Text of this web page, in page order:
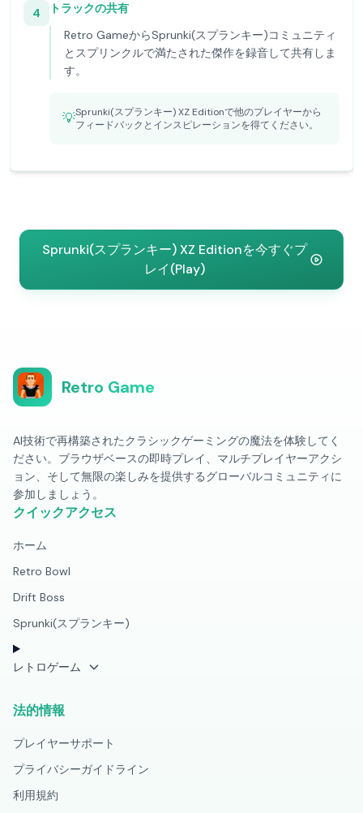
4
トラックの共有
Retro GameからSprunki(スプランキー)コミュニティ
とスプリンクルで満たされた傑作を録音して共有しま
す。
💡Sprunki(スプランキー) XZ Editionで他のプレイヤーから
フィードバックとインスピレーションを得てください。
Sprunki(スプランキー) XZ Editionを今すぐプ
レイ(Play)
Retro Game
AI技術で再構築されたクラシックゲーミングの魔法を体験してく
ださい。ブラウザベースの即時プレイ、マルチプレイヤーアクシ
ョン、そして無限の楽しみを提供するグローバルコミュニティに
参加しましょう。
クイックアクセス
ホーム
Retro Bowl
Drift Boss
Sprunki(スプランキー)
レトロゲーム
法的情報
プレイヤーサポート
プライバシーガイドライン
利用規約